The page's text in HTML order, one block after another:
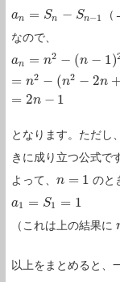
an = Sn − Sn−1
an =Sn −S n−1
なので、
an = n2 − (n − 1)
= n2 − (n2 − 2n
= 2n − 1
an =n2 −(n −1 )2= n2 −(n
となります。ただし、
きに成り立つ公式で
よって、 n = 1
n= 1 のと
a1 = S1 = 1
a1 =S1=1
（これは上の結果に
以上をまとめると、